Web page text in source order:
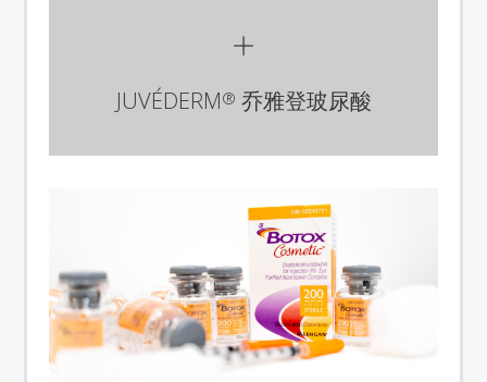
JUVÉDERM® 乔雅登玻尿酸